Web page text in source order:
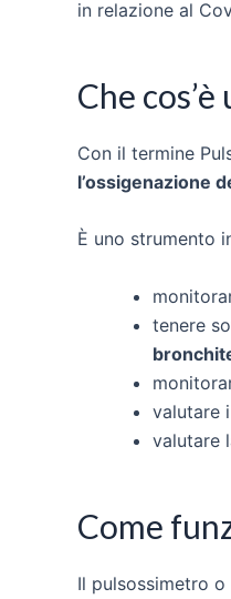
in relazione al
Che
Con il termine
l’ossigenazione
È uno strumento
tenere
valutare
valutare
Come
Il pulsossimetro